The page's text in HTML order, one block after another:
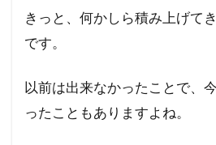
きっと、何かしら積み上げて
です。
以前は出来なかったことで、
ったこともありますよね。